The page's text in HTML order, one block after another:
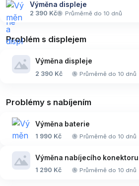
Výměna displeje
2 390 Kč Průměrně do 10 dnů
Problém s displejem
Výměna displeje
2 390 Kč Průměrně do 10 dnů
Problémy s nabíjením
Výměna baterie
1 990 Kč Průměrně do 10 dnů
Výměna nabíjecího konektoru
1 290 Kč Průměrně do 10 dnů